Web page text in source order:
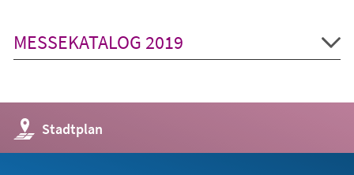
MESSEKATALOG 2019
Stadtplan
(Öffnet
in
einem